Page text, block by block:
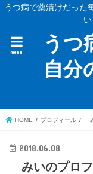
うつ病で薬漬けだった
うつ
自分
menu
HOME プロフィール
2018.06.08
みいのプロ